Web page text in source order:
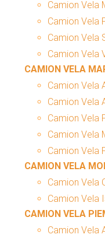
Camion Vela
Camion Vela
Camion Vela
Camion Vela
CAMION VELA
Camion Vela
Camion Vela
Camion Vela
Camion Vela
Camion Vela
CAMION VELA
Camion Vela
Camion Vela
CAMION VELA
Camion Vela